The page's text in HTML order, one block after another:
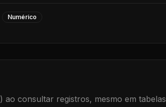
Numérico
) ao consultar registros, mesmo em tabelas